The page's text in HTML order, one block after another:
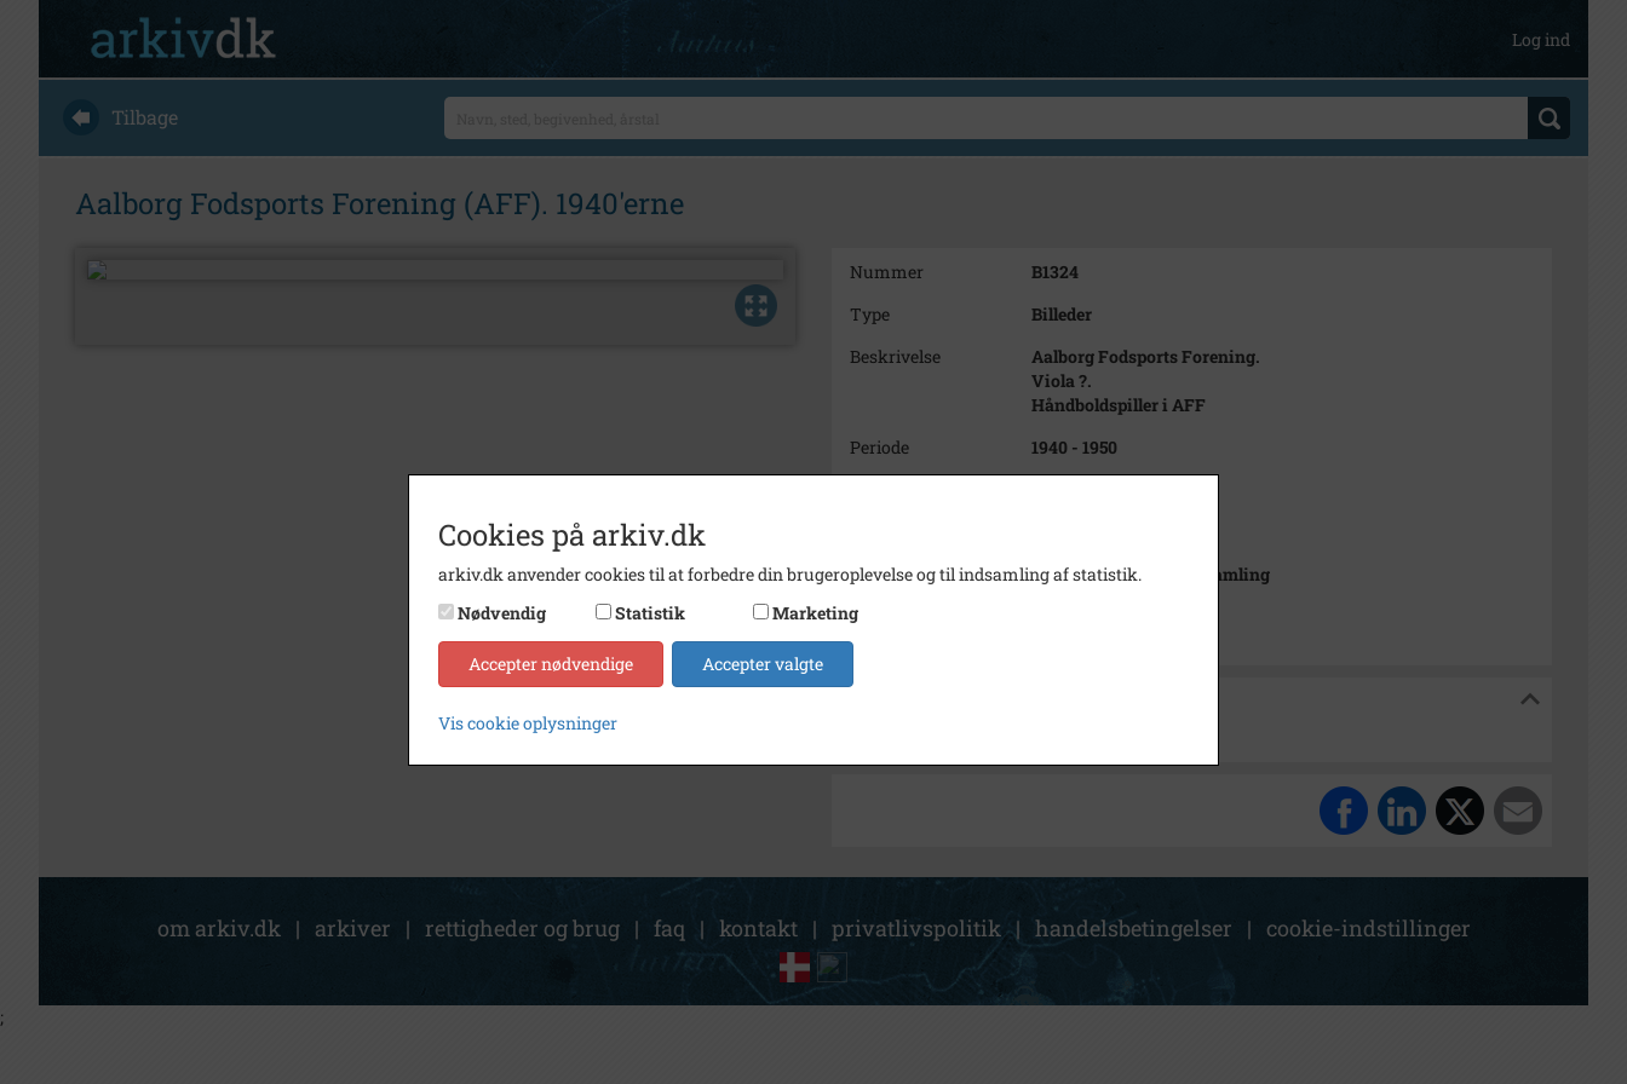
Log ind
Tilbage
Aalborg Fodsports Forening (AFF). 1940'erne
Nummer
B1324
Type
Billeder
Beskrivelse
Aalborg Fodsports Forening.
Viola ?.
Håndboldspiller i AFF
Periode
1940 - 1950
Arkiv
SIFA Idrætshistorisk Samling
om arkiv.dk | arkiver | rettigheder og brug | faq | kontakt | privatlivspolitik | handelsbetingelser | cookie-indstillinger
Cookies på arkiv.dk
arkiv.dk anvender cookies til at forbedre din brugeroplevelse og til indsamling af statistik.
Nødvendig
Statistik Marketing
Accepter nødvendige Accepter valgte
Vis cookie oplysninger
;